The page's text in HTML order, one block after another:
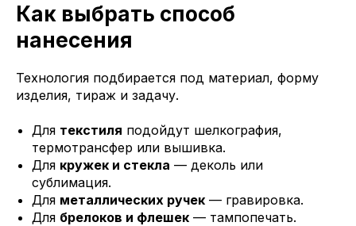
Как выбрать способ
нанесения
Технология подбирается под материал, форму
изделия, тираж и задачу.
Для текстиля подойдут шелкография,
термотрансфер или вышивка.
Для кружек и стекла — деколь или
сублимация.
Для металлических ручек — гравировка.
Для брелоков и флешек — тампопечать.